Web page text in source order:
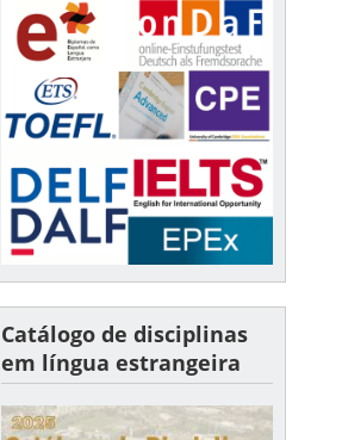
Catálogo de disciplinas
em língua estrangeira